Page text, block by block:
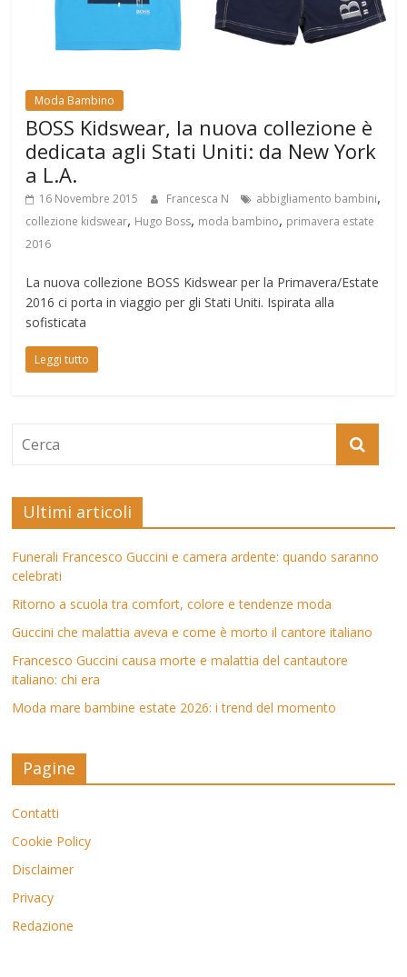
Moda Bambino
BOSS Kidswear, la nuova collezione è
dedicata agli Stati Uniti: da New York
a L.A.
16 Novembre 2015 Francesca N abbigliamento bambini,
collezione kidswear, Hugo Boss, moda bambino, primavera estate
2016
La nuova collezione BOSS Kidswear per la Primavera/Estate
2016 ci porta in viaggio per gli Stati Uniti. Ispirata alla
sofisticata
Leggi tutto
Ultimi articoli
Funerali Francesco Guccini e camera ardente: quando saranno
celebrati
Ritorno a scuola tra comfort, colore e tendenze moda
Guccini che malattia aveva e come è morto il cantore italiano
Francesco Guccini causa morte e malattia del cantautore
italiano: chi era
Moda mare bambine estate 2026: i trend del momento
Pagine
Contatti
Cookie Policy
Disclaimer
Privacy
Redazione